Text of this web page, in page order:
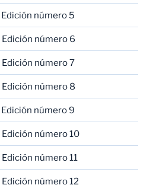
número 5
número 6
número 7
número 8
número 9
número 10
número 11
número 12